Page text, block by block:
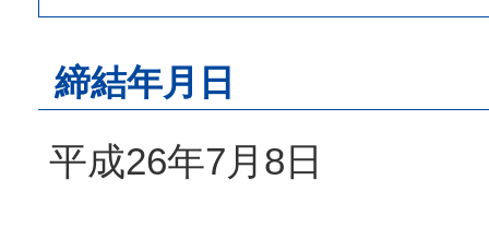
締結年月日
平成26年7月8日